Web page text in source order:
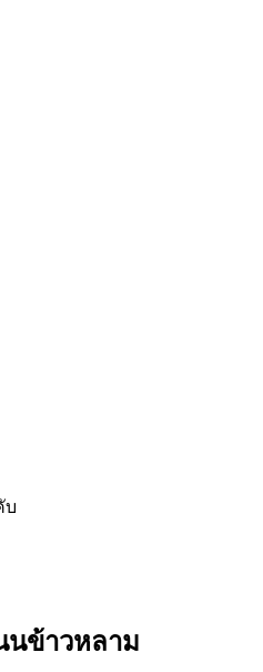
บ
นข้าวหลาม